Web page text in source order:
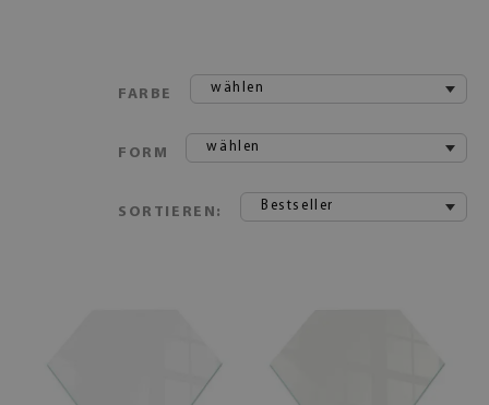
FARBE wählen
FORM wählen
SORTIEREN: Bestseller